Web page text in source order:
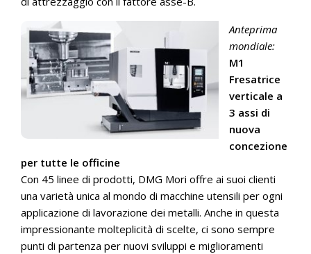
Anteprima
mondiale:
M1
Fresatrice
verticale a
3 assi di
nuova
concezione
per tutte le officine
Con 45 linee di prodotti, DMG Mori offre ai suoi clienti
una varietà unica al mondo di macchine utensili per ogni
applicazione di lavorazione dei metalli. Anche in questa
impressionante molteplicità di scelte, ci sono sempre
punti di partenza per nuovi sviluppi e miglioramenti